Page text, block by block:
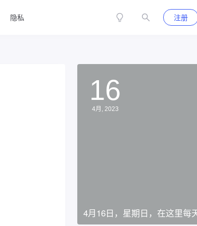
隐私 注册
16
4月, 2023
4月16日，星期日，在这里每